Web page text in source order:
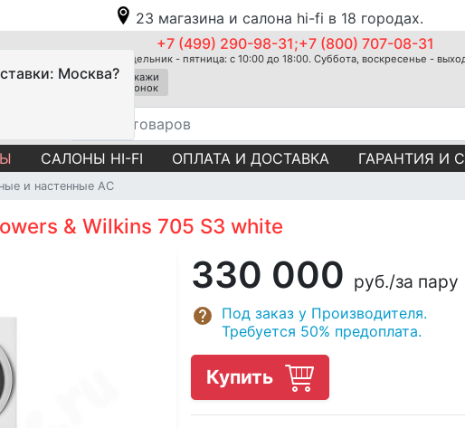
23 магазина и салона hi-fi в 18 городах.
Москва?
+7 (499) 290-98-31;+7 (800) 707-08-31
Понедельник - пятница: с 10:00 до 18:00. Суббота, воскресенье -
Закажи
звонок
САЛОНЫ HI-FI ОПЛАТА И ДОСТАВКА ГАРАНТИЯ И
и настенные АС
& Wilkins 705 S3 white
330 000 руб./за пару
Под заказ у Производителя.
Требуется 50% предоплата.
Купить